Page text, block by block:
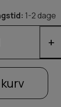
1-2 dage
+